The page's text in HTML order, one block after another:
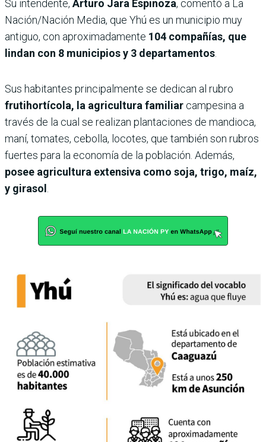
Su intendente, Arturo Jara Espinoza, comentó a La
Nación/Nación Media, que Yhú es un municipio muy
antiguo, con aproximadamente 104 compañías, que
lindan con 8 municipios y 3 departamentos
Sus habitantes principalmente se dedican al rubro
frutihortícola, la agricultura familiar campesina a
través de la cual se realizan plantaciones de mandioca,
maní, tomates, cebolla, locotes, que también son rubros
fuertes para la economía de la población. Además,
posee agricultura extensiva como soja, trigo, maíz,
y girasol